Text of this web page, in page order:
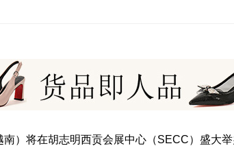
）将在胡志明西贡会展中心（SECC）盛大